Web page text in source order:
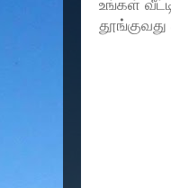
உங்கள்
தூங்குவது